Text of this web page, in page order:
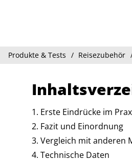
Produkte & Tests Reisezubehör
Erste Eindrücke im
Fazit und Einordnung
Vergleich mit anderen
Technische Daten